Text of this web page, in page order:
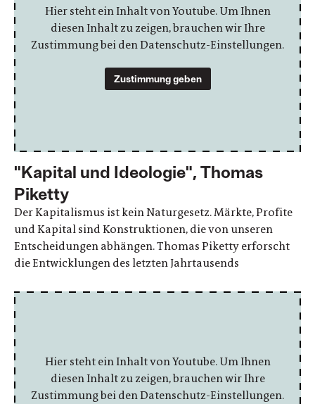
Hier steht ein Inhalt von Youtube. Um Ihnen
diesen Inhalt zu zeigen, brauchen wir Ihre
Zustimmung bei den Datenschutz-Einstellungen.
Zustimmung geben
"Kapital und Ideologie", Thomas
Piketty
Der Kapitalismus ist kein Naturgesetz. Märkte, Profite
und Kapital sind Konstruktionen, die von unseren
Entscheidungen abhängen. Thomas Piketty erforscht
die Entwicklungen des letzten Jahrtausends
Hier steht ein Inhalt von Youtube. Um Ihnen
diesen Inhalt zu zeigen, brauchen wir Ihre
Zustimmung bei den Datenschutz-Einstellungen.